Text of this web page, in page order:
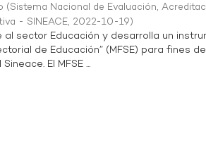
(Sistema Nacional de Evaluación,
- SINEACE, 2022-10-19)
sector Educación y desarrolla un
de Educación” (MFSE) para fines
El MFSE ...